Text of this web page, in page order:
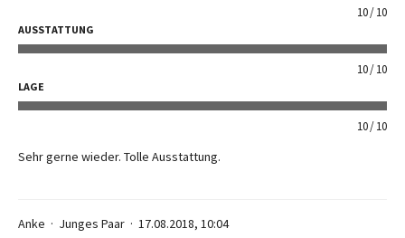
10 10
AUSSTATTUNG
10 10
LAGE
10 10
Sehr gerne wieder. Tolle Ausstattung.
Anke Junges Paar
17.08.2018, 10:04